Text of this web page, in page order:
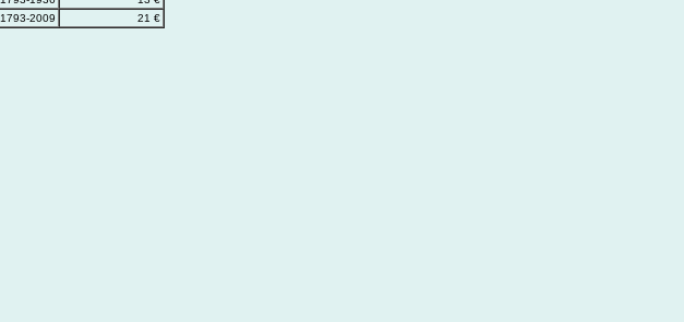
1793-2009 21 €